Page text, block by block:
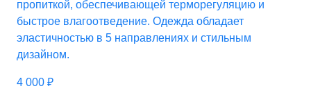
пропиткой, обеспечивающей терморегуляцию и
быстрое влагоотведение. Одежда обладает
эластичностью в 5 направлениях и стильным
дизайном.
4 000 ₽